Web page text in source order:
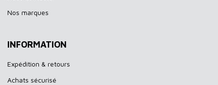
Nos marques
INFORMATION
Expédition & retours
Achats sécurisé